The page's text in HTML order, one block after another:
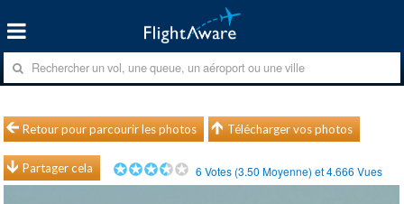
Retour pour parcourir les photos Télécharger vos photos
Partager cela 6 Votes (3.50 Moyenne) et4.666 Vues